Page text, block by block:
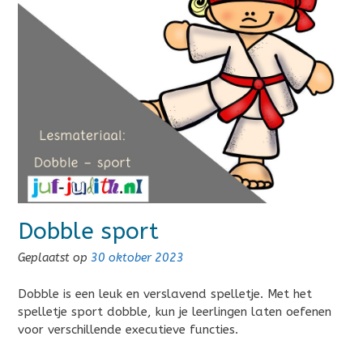
Dobble sport
Geplaatst op 30 oktober 2023
Dobble is een leuk en verslavend spelletje. Met het
spelletje sport dobble, kun je leerlingen laten oefenen
voor verschillende executieve functies.